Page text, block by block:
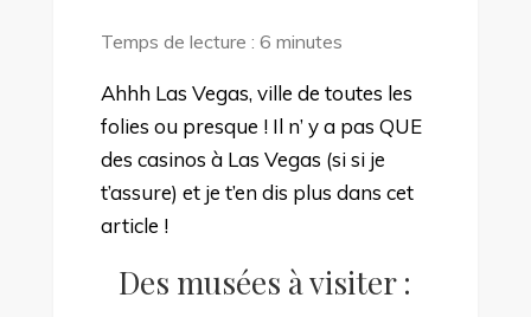
ACTIVITÉS
À
FAIRE
À
LAS
Temps de lecture : 6 minutes
Ahhh Las Vegas, ville de toutes les
folies ou presque ! Il n’ y a pas QUE
des casinos à Las Vegas (si si je
t’assure) et je t’en dis plus dans cet
article !
Des musées à visiter :